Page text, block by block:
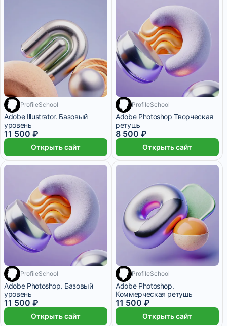
ProfileSchool
Adobe Illustrator. Базовый
уровень
11 500 ₽
Открыть сайт
ProfileSchool
Adobe Photoshop Творческая
ретушь
8 500 ₽
Открыть сайт
ProfileSchool
Adobe Photoshop. Базовый
уровень
11 500 ₽
Открыть сайт
ProfileSchool
Adobe Photoshop.
Коммерческая ретушь
11 500 ₽
Открыть сайт